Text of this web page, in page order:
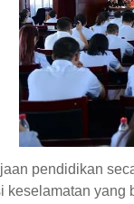
pendidikan